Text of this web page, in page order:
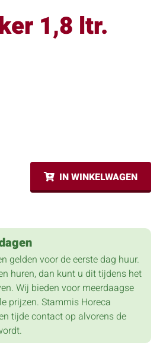
1,8 ltr.
IN WINKELWAGEN
gelden voor de eerste dag huur.
huren, dan kunt u dit tijdens het
Wij bieden voor meerdaagse
prijzen. Stammis Horeca
tijde contact op alvorens de